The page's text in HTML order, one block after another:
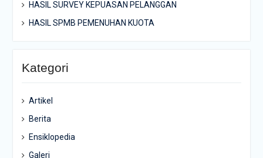
HASIL SURVEY KEPUASAN PELANGGAN
HASIL SPMB PEMENUHAN KUOTA
Kategori
Artikel
Berita
Ensiklopedia
Galeri